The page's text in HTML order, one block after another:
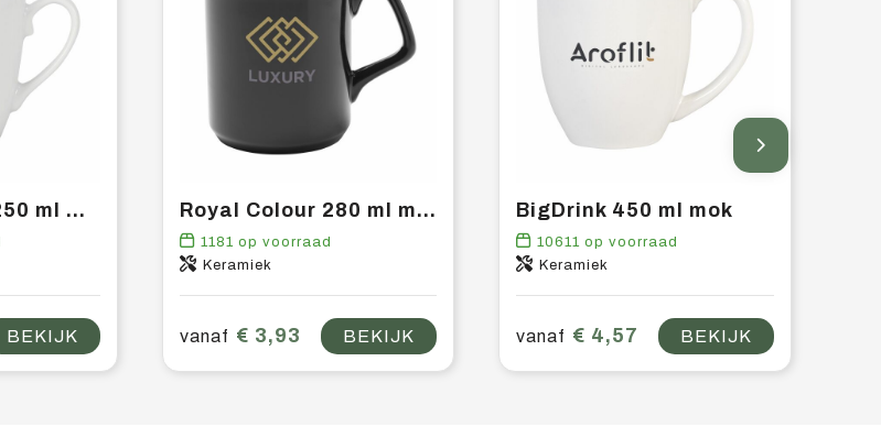
Coffee Royal 250 ml mok
BEKIJK
Royal Colour 280 ml mok
1181 op voorraad
Keramiek
vanaf € 3,93 BEKIJK
BigDrink 450 ml mok
10611 op voorraad
Keramiek
vanaf € 4,57 BEKIJK